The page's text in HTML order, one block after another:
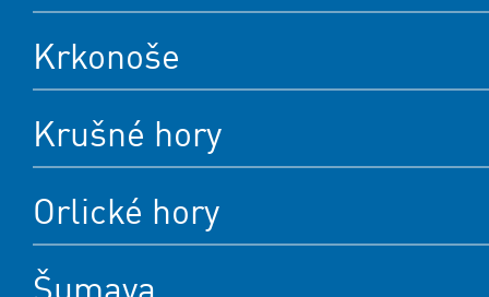
Krkonoše
Krušné hory
Orlické hory